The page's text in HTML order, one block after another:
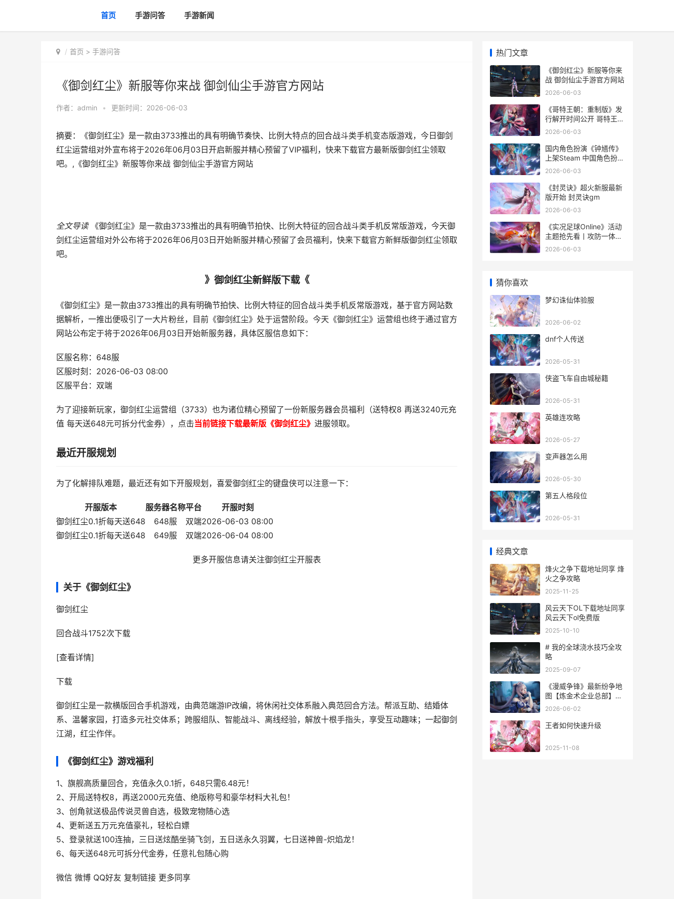
首页 手游问答 手游新闻
首页 > 手游问答
《御剑红尘》新服等你来战 御剑仙尘手游官方网站
作者： admin • 更新时间：2026-06-03
摘要：《御剑红尘》是一款由3733推出的具有明确节奏快、比例大特点的回合战斗类手机变态版游戏，今日御剑
红尘运营组对外宣布将于2026年06月03日开启新服并精心预留了VIP福利，快来下载官方最新版御剑红尘领取
吧。,《御剑红尘》新服等你来战 御剑仙尘手游官方网站
全文导读《御剑红尘》是一款由3733推出的具有明确节拍快、比例大特征的回合战斗类手机反常版游戏，今天御
剑红尘运营组对外公布将于2026年06月03日开始新服并精心预留了会员福利，快来下载官方新鲜版御剑红尘领取
吧。
》御剑红尘新鲜版下载《
《御剑红尘》是一款由3733推出的具有明确节拍快、比例大特征的回合战斗类手机反常版游戏，基于官方网站数
据解析，一推出便吸引了一大片粉丝，目前《御剑红尘》处于运营阶段。今天《御剑红尘》运营组也终于通过官方
网站公布定于将于2026年06月03日开始新服务器，具体区服信息如下：
区服名称：648服
区服时刻：2026-06-03 08:00
区服平台：双端
为了迎接新玩家，御剑红尘运营组（3733）也为诸位精心预留了一份新服务器会员福利（送特权8 再送3240元充
值 每天送648元可拆分代金券），点击当前链接下载最新版《御剑红尘》 进服领取。
最近开服规划
为了化解排队难题，最近还有如下开服规划，喜爱御剑红尘的键盘侠可以注意一下：
开服版本 服务器名称平台
开服时刻
御剑红尘0.1折每天送648
648服 双端2026-06-03 08:00
御剑红尘0.1折每天送648
649服 双端2026-06-04 08:00
更多开服信息请关注御剑红尘开服表
关于《御剑红尘》
御剑红尘
回合战斗1752次下载
[查看详情]
下载
御剑红尘是一款横版回合手机游戏，由典范端游IP改编，将休闲社交体系融入典范回合方法。帮派互助、结婚体
系、温馨家园，打造多元社交体系；跨服组队、智能战斗、离线经验，解放十根手指头，享受互动趣味；一起御剑
江湖，红尘作伴。
《御剑红尘》游戏福利
1、旗舰高质量回合，充值永久0.1折，648只需6.48元！
2、开局送特权8，再送2000元充值、绝版称号和豪华材料大礼包！
3、创角就送极品传说灵兽自选，极致宠物随心选
4、更新送五万元充值豪礼，轻松白嫖
5、登录就送100连抽，三日送炫酷坐骑飞剑，五日送永久羽翼，七日送神兽-炽焰龙！
6、每天送648元可拆分代金券，任意礼包随心购
微信 微博 QQ好友 复制链接 更多同享
热门文章
《御剑红尘》新服等你来
战 御剑仙尘手游官方网站
2026-06-03
《哥特王朝：重制版》发
行解开时间公开 哥特王朝
3ign
2026-06-03
国内角色扮演《钟馗传》
上架Steam 中国角色扮演
游戏
2026-06-03
《封灵诀》超火新服最新
版开始 封灵诀gm
2026-06-03
《实况足球Online》活动
主题抢先看丨攻防一体统
治敌我禁区 实况足球
2026-06-03
猜你喜欢
梦幻诛仙体验服
2026-06-02
dnf个人传送
2026-05-31
侠盗飞车自由城秘籍
2026-05-31
英雄连攻略
2026-05-27
变声器怎么用
2026-05-30
第五人格段位
2026-05-31
经典文章
烽火之争下载地址同享 烽
火之争攻略
2025-11-25
风云天下OL下载地址同享
风云天下ol免费版
2025-10-10
# 我的全球浇水技巧全攻
略
2025-09-07
《漫威争锋》最新纷争地
图【炼金术企业总部】上
线 漫威争霸战英雄排行最
2026-06-02
王者如何快速升级
2025-11-08